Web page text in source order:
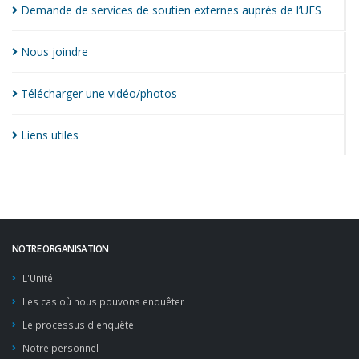
Demande de services de soutien externes auprès de l’UES
Nous joindre
Télécharger une vidéo/photos
Liens utiles
NOTRE ORGANISATION
L'Unité
Les cas où nous pouvons enquêter
Le processus d'enquête
Notre personnel